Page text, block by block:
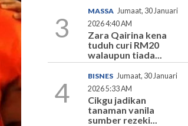
3
MASSA Jumaat, 30 Januari
2026 4:40 AM
Zara Qairina kena
tuduh curi RM20
walaupun tiada...
4
BISNES Jumaat, 30 Januari
2026 5:33 AM
Cikgu jadikan
tanaman vanila
sumber rezeki...